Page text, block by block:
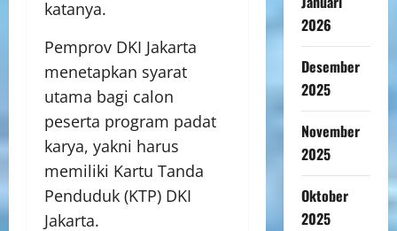
katanya.
Pemprov DKI Jakarta
menetapkan syarat
utama bagi calon
peserta program padat
karya, yakni harus
memiliki Kartu Tanda
Penduduk (KTP) DKI
Jakarta.
2026
Desember
2025
November
2025
Oktober
2025